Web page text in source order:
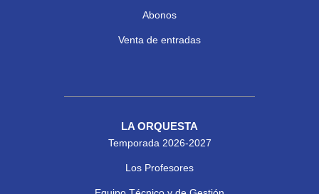
Abonos
Venta de entradas
LA ORQUESTA
Temporada 2026-2027
Los Profesores